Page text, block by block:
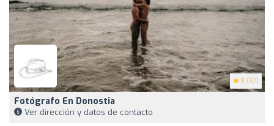
5 (32)
Fotógrafo En Donostia
Ver dirección y datos de contacto